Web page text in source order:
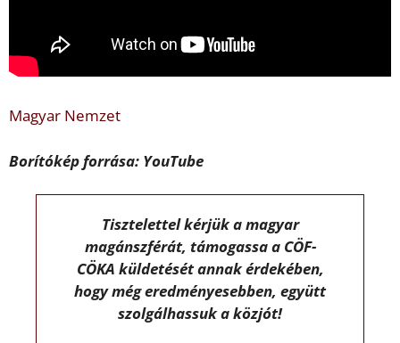
Magyar Nemzet
Borítókép forrása: YouTube
Tisztelettel kérjük a magyar
magánszférát, támogassa a CÖF-
CÖKA küldetését annak érdekében,
hogy még eredményesebben, együtt
szolgálhassuk a közjót!